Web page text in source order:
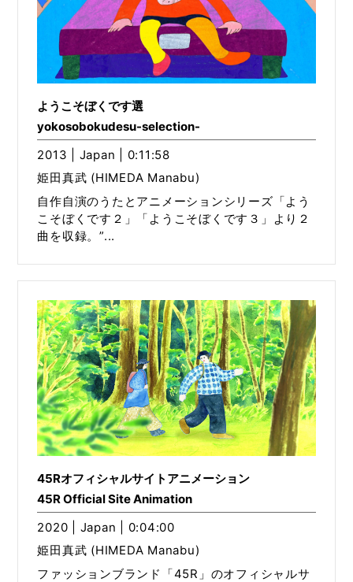
ようこそぼくです選
yokosobokudesu-selection-
2013 | Japan | 0:11:58
姫田真武 (HIMEDA Manabu)
自作自演のうたとアニメーションシリーズ「よう
こそぼくです２」「ようこそぼくです３」より２
曲を収録。”...
45Rオフィシャルサイトアニメーション
45R Official Site Animation
2020 | Japan | 0:04:00
姫田真武 (HIMEDA Manabu)
ファッションブランド「45R」のオフィシャルサ